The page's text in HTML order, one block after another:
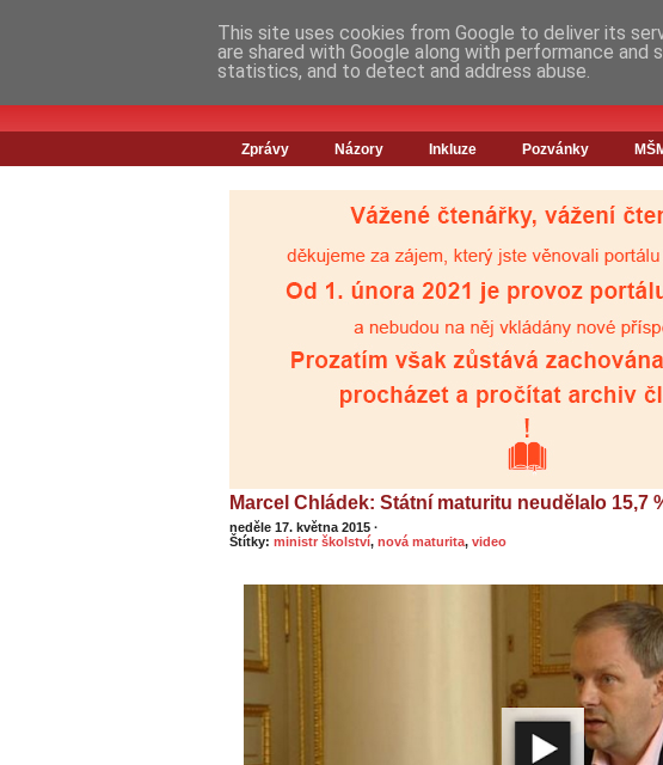
Zprávy Názory Inkluze Pozvánky
Marcel Chládek: Státní maturitu neudělalo 15,7
neděle 17. května 2015 ·
Štítky: ministr školství, nová maturita, video
This site uses cookies from Google to deliver its
are shared with Google along with performance
statistics, and to detect and address abuse.